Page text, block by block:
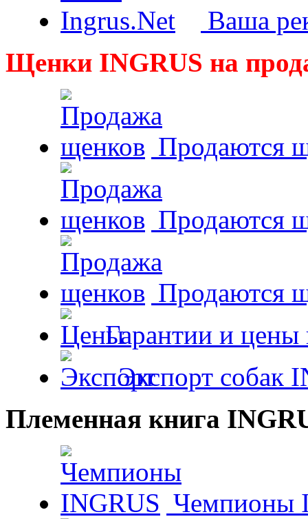
Ваша
Щенки INGRUS на
Продаются
Продаются
Продаются
Гарантии и цены
Экспорт собак
Племенная книга
Чемпионы